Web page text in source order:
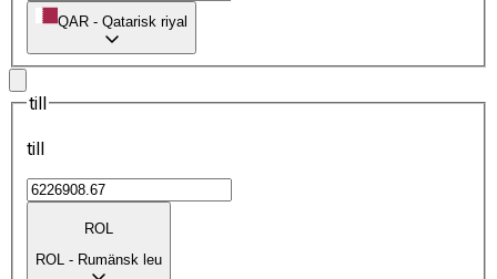
QAR - Qatarisk riyal
till
till
ROL
ROL - Rumänsk leu